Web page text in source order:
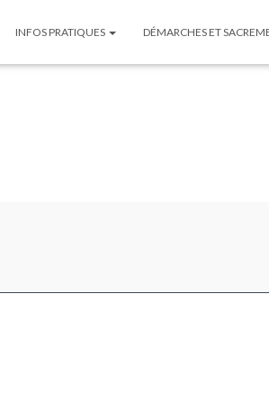
INFOS PRATIQUES DÉMARCHES ET